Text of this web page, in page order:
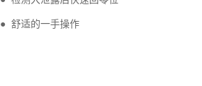
● 舒适的一手操作